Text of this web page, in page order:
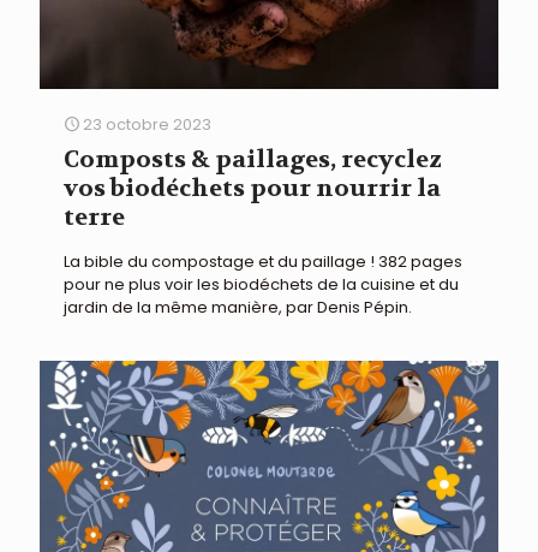
23 octobre 2023
Composts & paillages, recyclez
vos biodéchets pour nourrir la
terre
La bible du compostage et du paillage ! 382 pages
pour ne plus voir les biodéchets de la cuisine et du
jardin de la même manière, par Denis Pépin.